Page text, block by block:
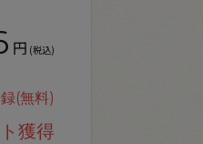
円 (税込)
(無料)
獲得